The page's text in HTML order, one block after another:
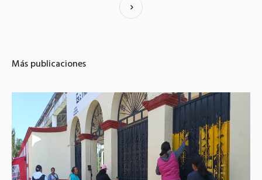
Más publicaciones